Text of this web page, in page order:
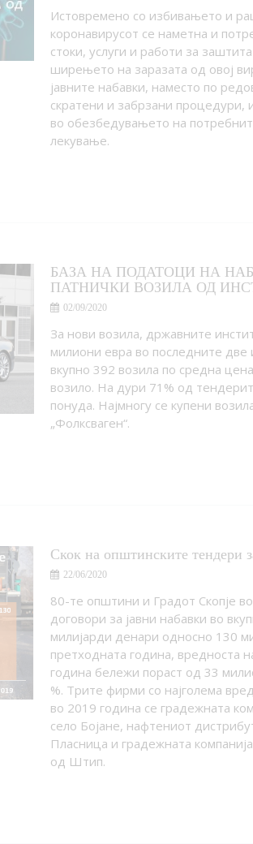
Истовремено со избивањето и
коронавирусот се наметна и
стоки, услуги и работи за
ширењето на заразата од овој
јавните набавки, наместо по
скратени и забрзани процедури,
во обезбедувањето на
лекување.
БАЗА НА ПОДАТОЦИ НА
ПАТНИЧКИ ВОЗИЛА ОД
02/09/2020
За нови возила, државните
милиони евра во последните две
вкупно 392 возила по средна
возило. На дури 71% од
понуда. Најмногу се купени
„Фолксваген“.
Скок на општинските тендери
22/06/2020
80-те општини и Градот Скопје
договори за јавни набавки во
милијарди денари односно 130
претходната година, вредноста
година бележи пораст од 33
%. Трите фирми со најголема
во 2019 година се градежната
село Бојане, нафтениот
Пласница и градежната
од Штип.